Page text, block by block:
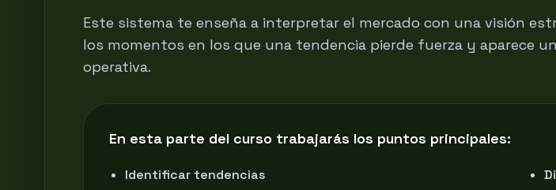
Este sistema te enseña a interpretar el mercado con una visión
los momentos en los que una tendencia pierde fuerza y aparece
operativa.
En esta parte del curso trabajarás los puntos principales:
Identificar tendencias